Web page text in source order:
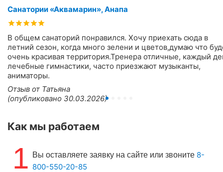
Санатории «Аквамарин», Анапа
В общем санаторий понравился. Хочу приехать сюда в
летний сезон, когда много зелени и цветов,думаю что
очень красивая территория.Тренера отличные, каждый
лечебные гимнастики, часто приезжают музыканты,
аниматоры.
Отзыв от Татьяна
(опубликовано 30.03.2026)
Как мы работаем
1 Вы оставляете заявку на сайте или звоните 8-
800-550-20-85